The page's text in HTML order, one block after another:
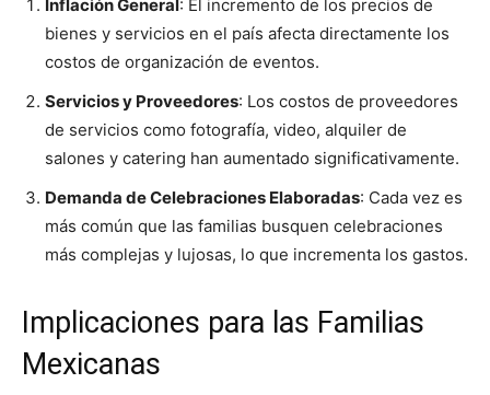
Inflación General : El incremento de los precios de
bienes y servicios en el país afecta directamente los
costos de organización de eventos.
Servicios y Proveedores: Los costos de proveedores
de servicios como fotografía, video, alquiler de
salones y catering han aumentado significativamente.
Demanda de Celebraciones Elaboradas: Cada vez es
más común que las familias busquen celebraciones
más complejas y lujosas, lo que incrementa los gastos.
Implicaciones para las Familias
Mexicanas